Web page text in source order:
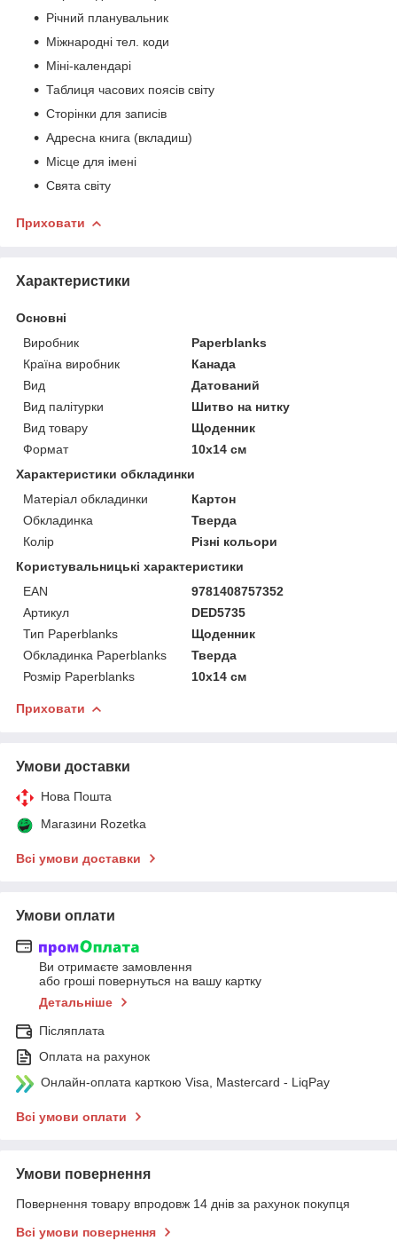
Річний планувальник
Міжнародні тел. коди
Міні-календарі
Таблиця часових поясів світу
Сторінки для записів
Адресна книга (вкладиш)
Місце для імені
Свята світу
Приховати
Характеристики
Основні
Виробник
Paperblanks
Країна виробник
Канада
Вид
Датований
Вид палітурки
Шитво на нитку
Вид товару
Щоденник
Формат
10х14 см
Характеристики обкладинки
Матеріал обкладинки
Картон
Обкладинка
Тверда
Колір
Різні кольори
Користувальницькі характеристики
EAN
9781408757352
Артикул
DED5735
Тип Paperblanks
Щоденник
Обкладинка Paperblanks
Тверда
Розмір Paperblanks
10х14 см
Приховати
Умови доставки
Нова Пошта
Магазини Rozetka
Всі умови доставки
Умови оплати
Ви отримаєте замовлення
або гроші повернуться на вашу картку
Детальніше
Післяплата
Оплата на рахунок
Онлайн-оплата карткою Visa, Mastercard - LiqPay
Всі умови оплати
Умови повернення
Повернення товару впродовж 14 днів за рахунок покупця
Всі умови повернення